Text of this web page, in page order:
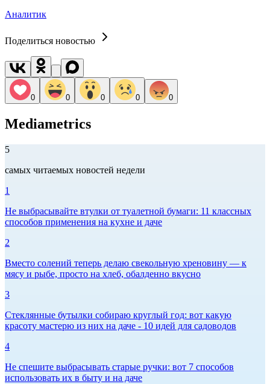
Аналитик
Поделиться новостью
0 0 0 0 0
Mediametrics
5
самых читаемых новостей недели
1
Не выбрасывайте втулки от туалетной бумаги: 11 классных
способов применения на кухне и даче
2
Вместо солений теперь делаю свекольную хреновину — к
мясу и рыбе, просто на хлеб, обалденно вкусно
3
Стеклянные бутылки собираю круглый год: вот какую
красоту мастерю из них на даче - 10 идей для садоводов
4
Не спешите выбрасывать старые ручки: вот 7 способов
использовать их в быту и на даче